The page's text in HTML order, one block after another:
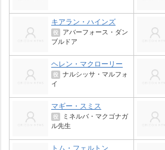
キアラン・ハインズ
役
アバーフォース・ダン
ブルドア
ヘレン・マクローリー
役 ナルシッサ・マルフォ
イ
マギー・スミス
役
ミネルバ・マクゴナガ
ル先生
トム・フェルトン